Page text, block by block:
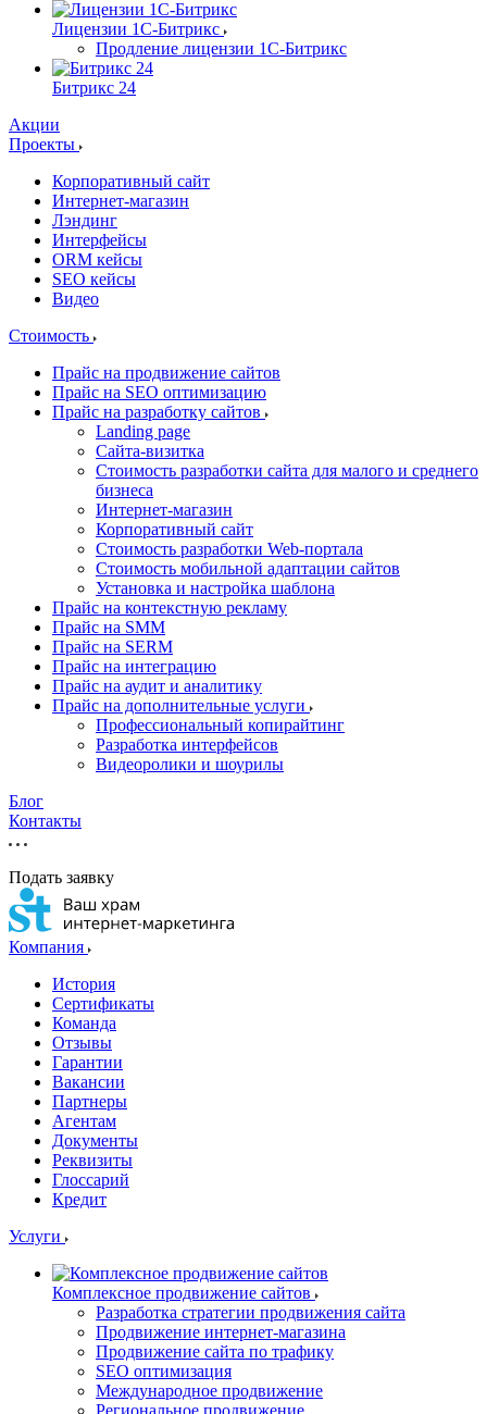
Лицензии 1С-Битрикс
Продление лицензии 1С-Битрикс
Битрикс 24
Акции
Проекты
Корпоративный сайт
Интернет-магазин
Лэндинг
Интерфейсы
ORM кейсы
SEO кейсы
Видео
Стоимость
Прайс на продвижение сайтов
Прайс на SEO оптимизацию
Прайс на разработку сайтов
Landing page
Cайта-визитка
Стоимость разработки сайта для малого и среднего
бизнеса
Интернет-магазин
Корпоративный сайт
Стоимость разработки Web-портала
Стоимость мобильной адаптации сайтов
Установка и настройка шаблона
Прайс на контекстную рекламу
Прайс на SMM
Прайс на SERM
Прайс на интеграцию
Прайс на аудит и аналитику
Прайс на дополнительные услуги
Профессиональный копирайтинг
Разработка интерфейсов
Видеоролики и шоурилы
Блог
Контакты
Подать заявку
Компания
История
Сертификаты
Команда
Отзывы
Гарантии
Вакансии
Партнеры
Агентам
Документы
Реквизиты
Глоссарий
Кредит
Услуги
Комплексное продвижение сайтов
Разработка стратегии продвижения сайта
Продвижение интернет-магазина
Продвижение сайта по трафику
SEO оптимизация
Международное продвижение
Региональное продвижение